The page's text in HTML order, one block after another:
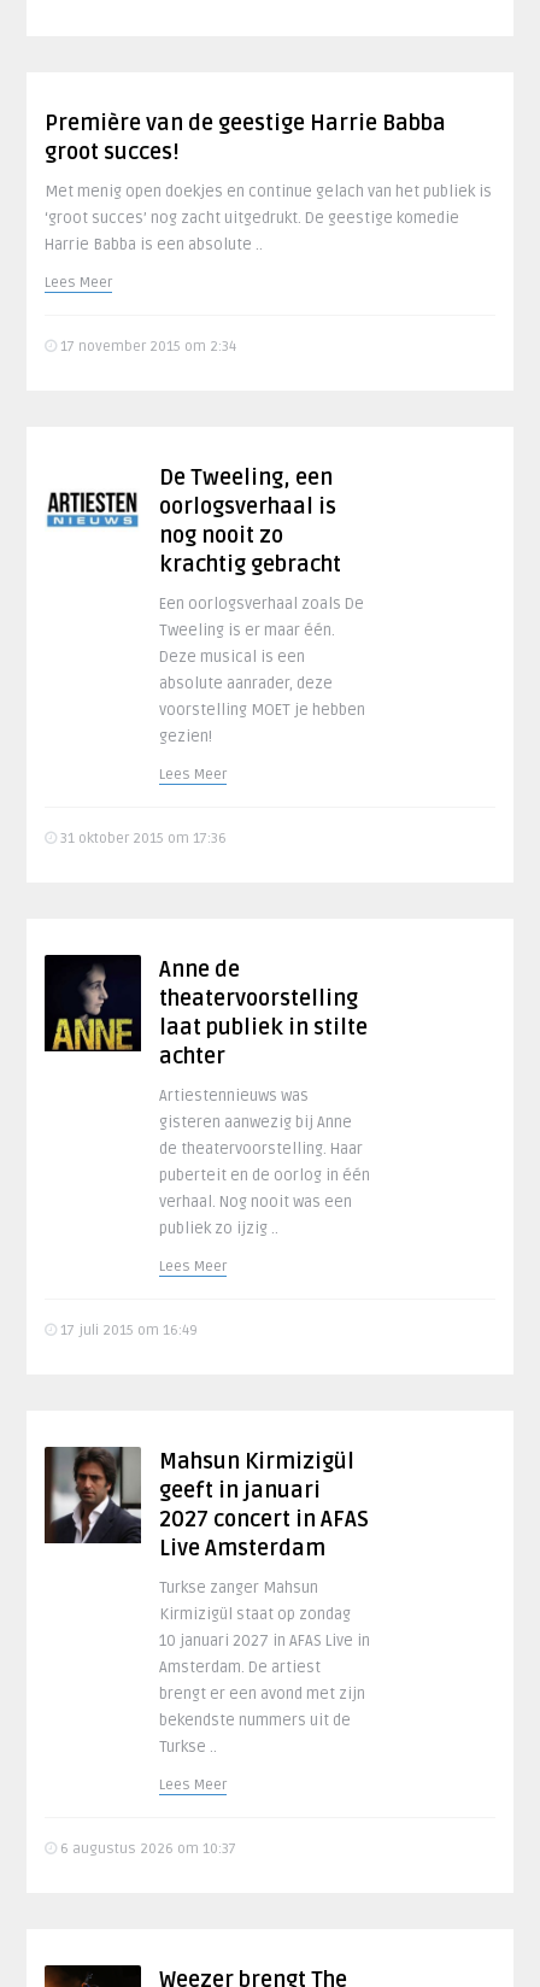
Première van de geestige Harrie Babba
groot succes!
Met menig open doekjes en continue gelach van het publiek is
‘groot succes’ nog zacht uitgedrukt. De geestige komedie
Harrie Babba is een absolute ..
Lees Meer
17 november 2015 om 2:34
De Tweeling, een
oorlogsverhaal is
nog nooit zo
krachtig gebracht
Een oorlogsverhaal zoals De
Tweeling is er maar één.
Deze musical is een
absolute aanrader, deze
voorstelling MOET je hebben
gezien!
Lees Meer
31 oktober 2015 om 17:36
Anne de
theatervoorstelling
laat publiek in stilte
achter
Artiestennieuws was
gisteren aanwezig bij Anne
de theatervoorstelling. Haar
puberteit en de oorlog in één
verhaal. Nog nooit was een
publiek zo ijzig ..
Lees Meer
17 juli 2015 om 16:49
Mahsun Kirmizigül
geeft in januari
2027 concert in AFAS
Live Amsterdam
Turkse zanger Mahsun
Kirmizigül staat op zondag
10 januari 2027 in AFAS Live in
Amsterdam. De artiest
brengt er een avond met zijn
bekendste nummers uit de
Turkse ..
Lees Meer
6 augustus 2026 om 10:37
Weezer brengt The